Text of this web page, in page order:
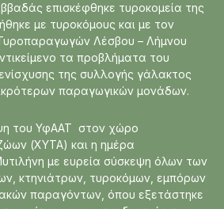
επισκέφθηκε τυροκομεία της
με τυροκόμους και με τον
Λέσβου – Λήμνου
τα προβλήματα του
της συλλογής γάλακτος
παραγωγικών μονάδων.
του ΥφΑΑΤ στον χώρο
(ΧΥΤΑ) και η ημέρα
με ευρεία σύσκεψη όλων των
κτηνιάτρων, τυροκόμων, εμπόρων
παραγόντων, όπου εξετάστηκε